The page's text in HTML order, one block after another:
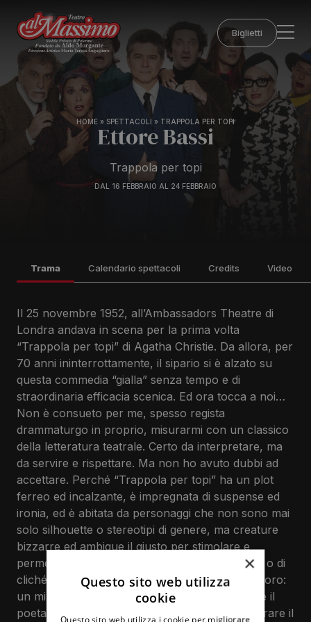
Biglietti
HOME » SPETTACOLI » TRAPPOLA PER TOPI
Ettore Bassi
Trappola per topi
DAL 16 FEBBRAIO AL 24 FEBBRAIO
Trama Calendario spettacoli Credits Video
Il 25 novembre 1952, all’Ambassadors Theatre di
Londra andava in scena per la prima volta
“Trappola per topi” di Agatha Christie. Da allora, per
70 anni ininterrottamente, il sipario si è alzato su
questa commedia “gialla” senza tempo e di
straordinaria efficacia scenica. Ed ora tocca a noi…
Non è consueto per me, spesso regista
drammaturgo in proprio, misurarmi con un classico
della letteratura teatrale. Certo da interpretare, ma
da servire e rispettare. Ma non ho avuto dubbi ad
accettare. Perché “Trappola per topi” ha un plot
ferreo ed incalzante, è impregnata di suspense ed
ironia, ed è abitata da personaggi che non sono mai
solo silhouette o stereotipi di genere, ma creature
bizzarre ed ambigue il giusto per stimolare e
permettere una messa in scena non polverosa o di
cliché. In fondo è questo che cerco nel mio lavoro:
un mix di rigore ed eccentricità. D’altronde, dice il
poeta, il dovere di tramandare non deve censurare il
venerdì 16 Febbraio 2024
ore 21:15
sabato 17 Febbraio 2024
ore 17:15
domenica 18 Febbraio 2024
ore 17:15
mercoledì 21 Febbraio 2024
ore 17:15
giovedì 22 Febbraio 2024
ore 17:15
venerdì 23 Febbraio 2024
sabato 24 Febbraio 2024
ore 21:15
×
Questo sito web utilizza
cookie
Questo sito web utilizza i cookie per migliorare